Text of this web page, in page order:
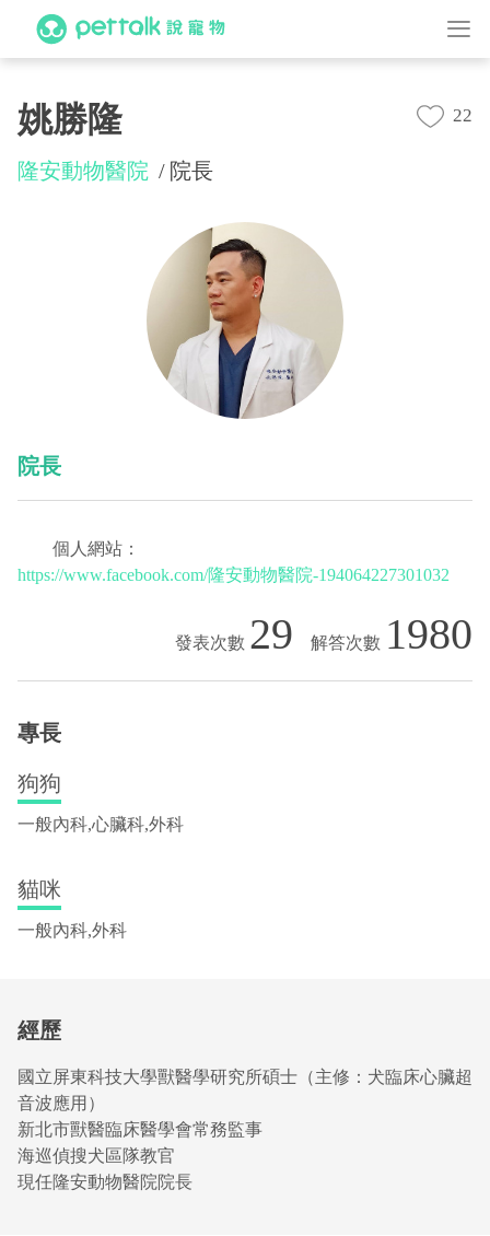
姚勝隆
隆安動物醫院 院長
22
院長
個人網站：
https://www.facebook.com/隆安動物醫院-194064227301032
29 1980
專長
狗狗
一般內科,心臟科,外科
貓咪
一般內科,外科
經歷
國立屏東科技大學獸醫學研究所碩士（主修：犬臨床心臟超
音波應用）
新北市獸醫臨床醫學會常務監事
海巡偵搜犬區隊教官
現任隆安動物醫院院長